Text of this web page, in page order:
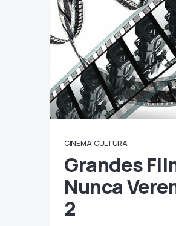
CINEMA CULTURA
Grandes
Nunca
2